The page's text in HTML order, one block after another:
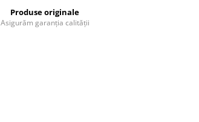
Produse originale
Asigurăm garanția calității